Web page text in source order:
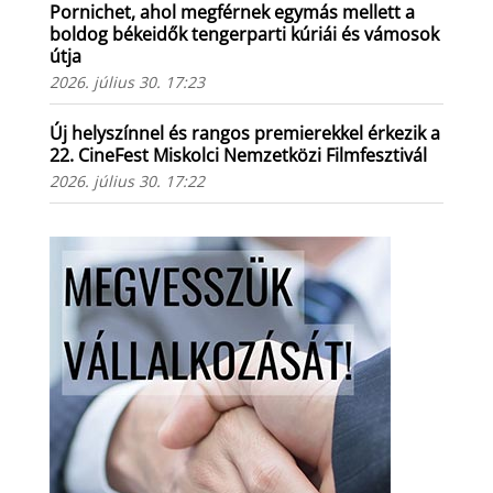
Pornichet, ahol megférnek egymás mellett a
boldog békeidők tengerparti kúriái és vámosok
útja
2026. július 30. 17:23
Új helyszínnel és rangos premierekkel érkezik a
22. CineFest Miskolci Nemzetközi Filmfesztivál
2026. július 30. 17:22